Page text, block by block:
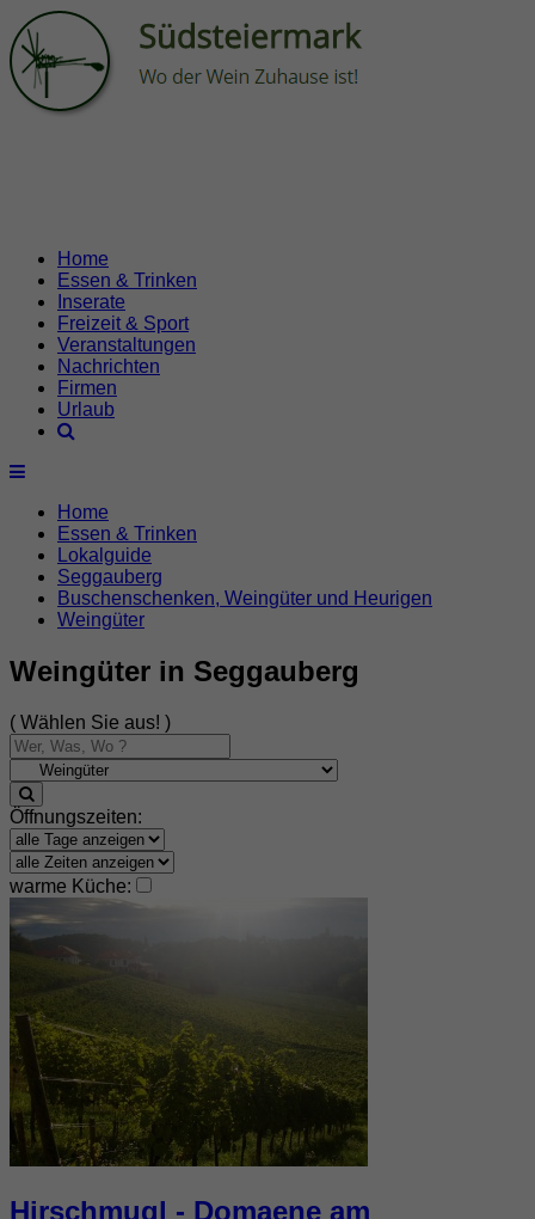
Home
Essen & Trinken
Inserate
Freizeit & Sport
Veranstaltungen
Nachrichten
Firmen
Urlaub
Home
Essen & Trinken
Lokalguide
Seggauberg
Buschenschenken, Weingüter und Heurigen
Weingüter
Weingüter in Seggauberg
( Wählen Sie aus! )
Öffnungszeiten:
warme Küche:
Hirschmugl - Domaene am